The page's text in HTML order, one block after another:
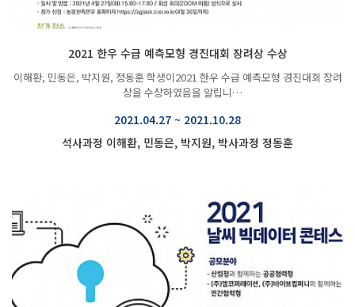
2021 한우 수급 예측모형 경진대회 장려상 수상
이해환, 민동은, 박지원, 정동훈 학생이2021 한우 수급 예측모형 경진대회 장려
상을 수상하였음을 알립니
2021.04.27 ~ 2021.10.28
석사과정 이해환, 민동은, 박지원, 박사과정 정동훈